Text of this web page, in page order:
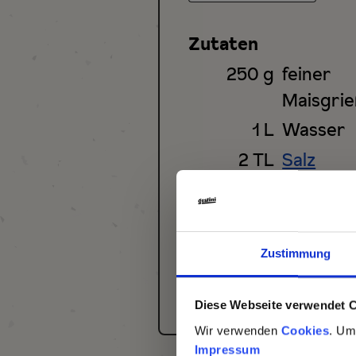
Zustimmung
Diese Webseite verwendet
Wir verwenden Cookies.
Impressum
Zutaten
250 g feiner
1 L Wasser
2 TL Salz
Parmesan
1 Schuss